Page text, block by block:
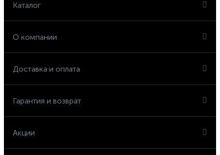
Каталог
О компании
Доставка и оплата
Гарантия и возврат
Акции